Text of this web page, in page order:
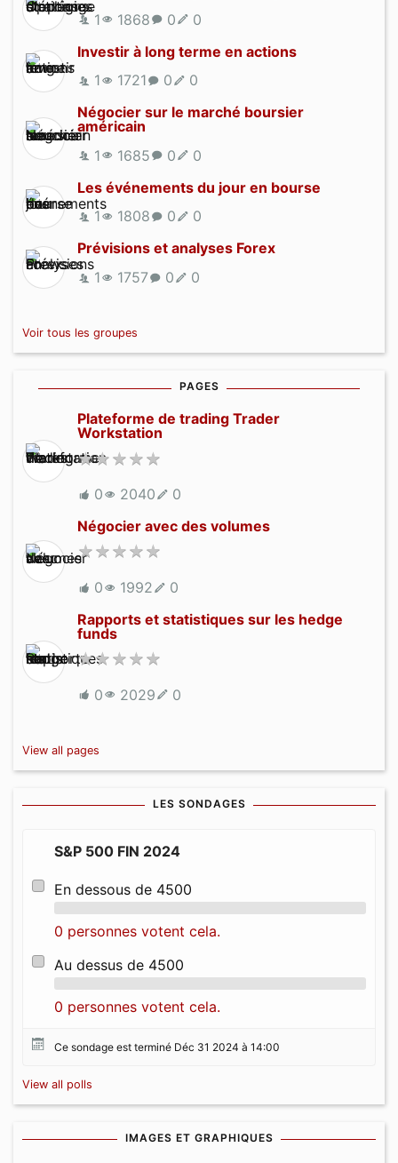
1
1868 0
0
Investir à long terme en actions
1
1721 0
0
Négocier sur le marché boursier
américain
1
1685 0
0
Les événements du jour en bourse
1
1808 0
0
Prévisions et analyses Forex
1
1757 0 0
Voir tous les groupes
PAGES
Plateforme de trading Trader
Workstation
0 2040
0
Négocier avec des volumes
0 1992
0
Rapports et statistiques sur les hedge
funds
0 2029 0
View all pages
LES SONDAGES
S&P 500 FIN 2024
En dessous de 4500
0 personnes votent cela.
Au dessus de 4500
0 personnes votent cela.
Ce sondage est terminé Déc 31 2024 à 14:00
View all polls
IMAGES ET GRAPHIQUES